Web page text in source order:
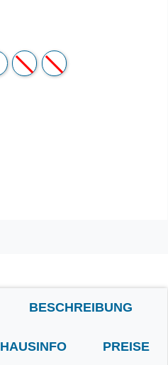
BESCHREIBUNG
HAUSINFO PREISE